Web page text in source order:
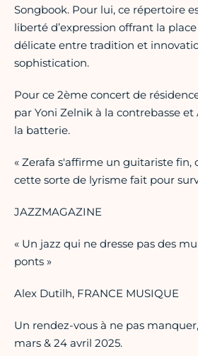
Songbook. Pour lui, ce répertoire
liberté d’expression offrant la
délicate entre tradition et
sophistication.
Pour ce 2ème concert de
par Yoni Zelnik à la contrebasse
la batterie.
« Zerafa s'affirme un guitariste fin,
cette sorte de lyrisme fait pour
JAZZMAGAZINE
« Un jazz qui ne dresse pas des
ponts »
Alex Dutilh, FRANCE MUSIQUE
Un rendez-vous à ne pas
mars & 24 avril 2025.